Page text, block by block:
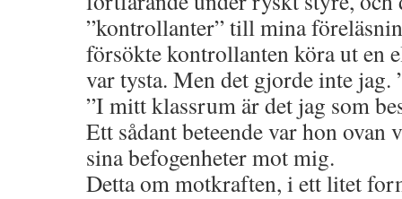
”kontrollanter” till mina
försökte kontrollanten köra ut en
var tysta. Men det gjorde inte jag.
”I mitt klassrum är det jag som
Ett sådant beteende var hon ovan
sina befogenheter mot mig.
Detta om motkraften, i ett litet